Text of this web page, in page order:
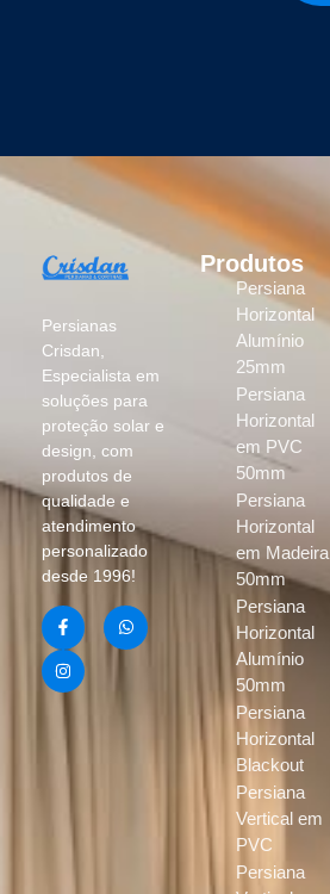
Persianas
Crisdan,
Especialista em
soluções para
proteção solar e
design, com
produtos de
qualidade e
atendimento
personalizado
desde 1996!
Produtos
Persiana
Horizontal
Alumínio
25mm
Persiana
Horizontal
em PVC
50mm
Persiana
Horizontal
em Madeira
50mm
Persiana
Horizontal
Alumínio
50mm
Persiana
Horizontal
Blackout
Persiana
Vertical em
PVC
Persiana